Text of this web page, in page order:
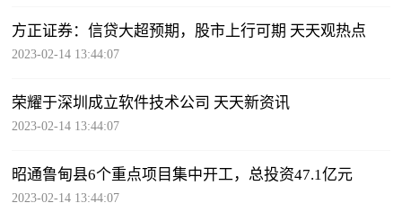
方正证券：信贷大超预期，股市上行可期 天天观热点
2023-02-14 13:44:07
荣耀于深圳成立软件技术公司 天天新资讯
2023-02-14 13:44:07
昭通鲁甸县6个重点项目集中开工，总投资47.1亿元
2023-02-14 13:44:07